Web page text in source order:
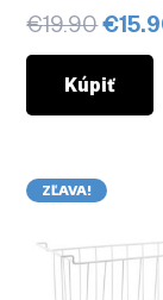
€19.90
cena
bola:
€
Kúpiť
ZĽAVA!